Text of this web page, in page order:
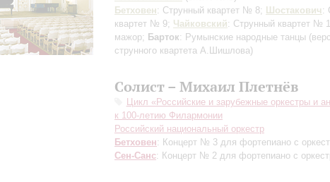
Бетховен: Струнный квартет № 8; Шостакович :
квартет № 9; Чайковский: Струнный квартет №
мажор; Барток: Румынские народные танцы
струнного квартета А.Шишлова)
Солист – Михаил Плетнёв
Цикл «Российские и зарубежные оркестры и
к 100-летию Филармонии
Российский национальный оркестр
Бетховен: Концерт № 3 для фортепиано с
Сен-Санс: Концерт № 2 для фортепиано с